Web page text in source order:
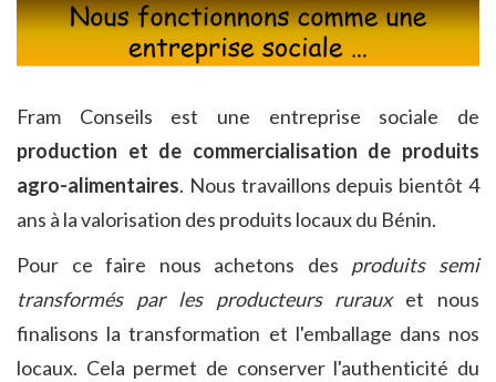
Fram Conseils est une entreprise sociale de
production et de commercialisation de produits
agro-alimentaires. Nous travaillons depuis bientôt 4
ans à la valorisation des produits locaux du Bénin.
Pour ce faire nous achetons des produits semi
transformés par les producteurs rurauxet nous
finalisons la transformation et l'emballage dans nos
locaux. Cela permet de conserver l'authenticité du